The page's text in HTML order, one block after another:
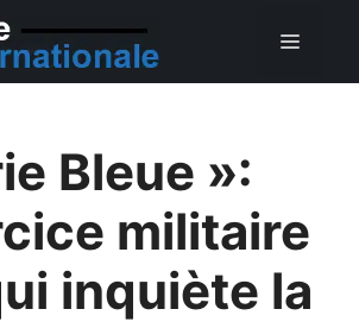
Bleue »:
militaire
inquiète la